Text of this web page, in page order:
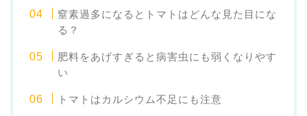
窒素過多になるとトマトはどんな見た目にな
る？
肥料をあげすぎると病害虫にも弱くなりやす
い
トマトはカルシウム不足にも注意